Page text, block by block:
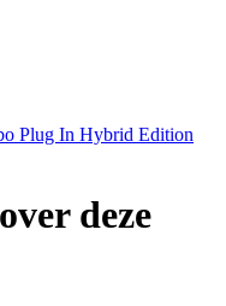
Plug In Hybrid Edition
deze